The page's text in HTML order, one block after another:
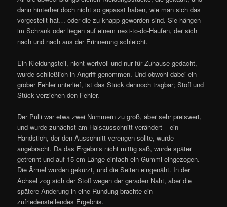
dann hinterher doch nicht so gepasst haben, wie man sich das
vorgestellt hat… oder die zu knapp geworden sind. Sie hängen
im Schrank oder liegen auf einem next-to-do-Haufen, der sich
nach und nach aus der Erinnerung schleicht.
Ein Kleidungsteil, nicht wertvoll und nur für Zuhause gedacht,
wurde schließlich in Angriff genommen. Und obwohl dabei ein
grober Fehler unterlief, ist das Stück dennoch tragbar; Stoff und
Stück verziehen den Fehler.
Der Pulli war etwa zwei Nummern zu groß, aber sehr preiswert,
und wurde zunächst am Halsausschnitt verändert – ein
Handstich, der den Ausschnitt verengen sollte, wurde
angebracht. Da das Ergebnis nicht mittig saß, wurde später
getrennt und auf 15 cm Länge einfach ein Gummi eingezogen.
Die Ärmel wurden gekürzt, und die Seiten eingenäht. In der
Achsel zog sich der Stoff wegen der geraden Naht, aber die
spätere Änderung in eine Rundung brachte ein
zufriedenstellendes Ergebnis.